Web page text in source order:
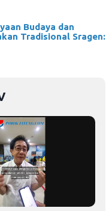
Budaya dan
Tradisional Sragen: